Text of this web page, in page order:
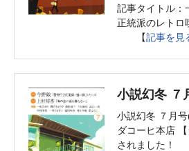
記事タイトル：
正統派のレトロ
【記事を見
小説幻冬 ７
小説幻冬 ７月
ダコーヒ本店
されました！